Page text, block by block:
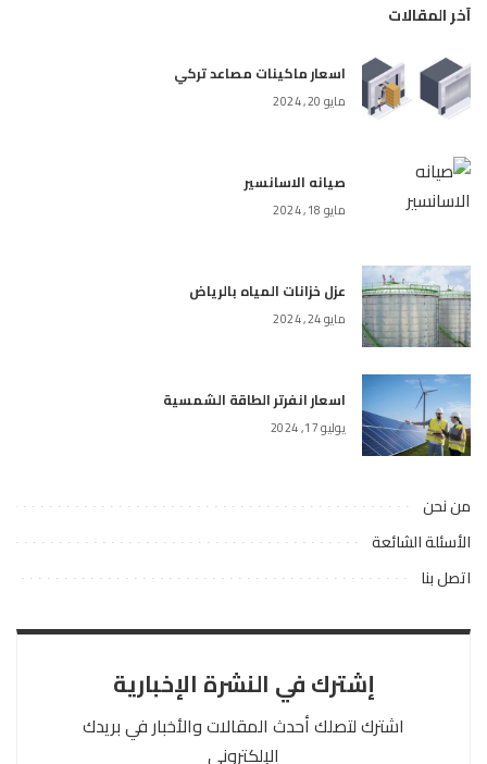
آخر المقالات
اسعار ماكينات مصاعد تركي
مايو 20, 2024
صيانه الاسانسير
مايو 18, 2024
عزل خزانات المياه بالرياض
مايو 24, 2024
اسعار انفرتر الطاقة الشمسية
يوليو 17, 2024
من نحن
الأسئلة الشائعة
اتصل بنا
إشترك في النشرة الإخبارية
اشترك لتصلك أحدث المقالات والأخبار في بريدك
الإلكتروني